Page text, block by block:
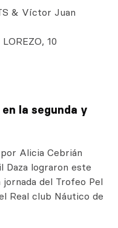
& Víctor Juan
10
la segunda y
Alicia Cebrián
Daza lograron este
del Trofeo Pel
Real club Náutico de